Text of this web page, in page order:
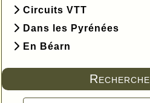
Circuits VTT
Dans les Pyrénées
En Béarn
Recherche